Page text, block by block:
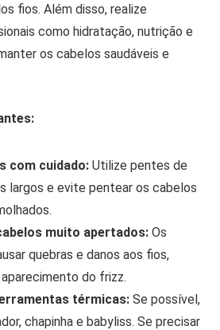
fios. Além disso, realize
como hidratação, nutrição e
os cabelos saudáveis e
com cuidado: Utilize pentes de
largos e evite pentear os cabelos
muito apertados: Os
quebras e danos aos fios,
do frizz.
térmicas: Se possível,
chapinha e babyliss. Se precisar